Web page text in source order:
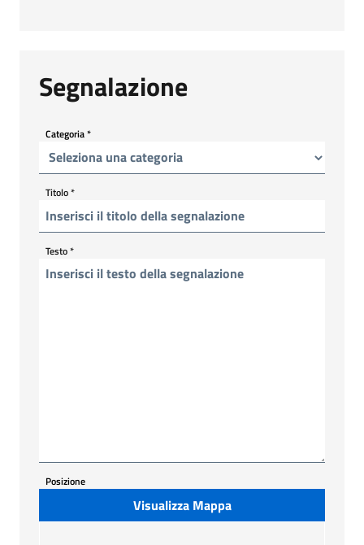
Segnalazione
Categoria*
Titolo*
Testo*
Posizione
Visualizza Mappa